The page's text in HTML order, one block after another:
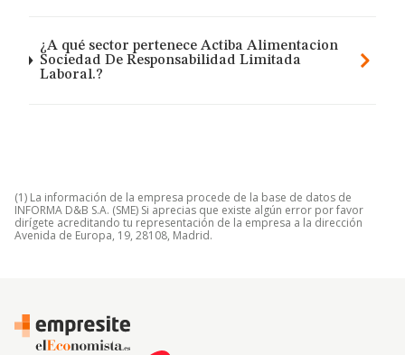
¿A qué sector pertenece Actiba Alimentacion
Sociedad De Responsabilidad Limitada
Laboral.?
(1) La información de la empresa procede de la base de datos de
INFORMA D&B S.A. (SME) Si aprecias que existe algún error por favor
dirígete acreditando tu representación de la empresa a la dirección
Avenida de Europa, 19, 28108, Madrid.